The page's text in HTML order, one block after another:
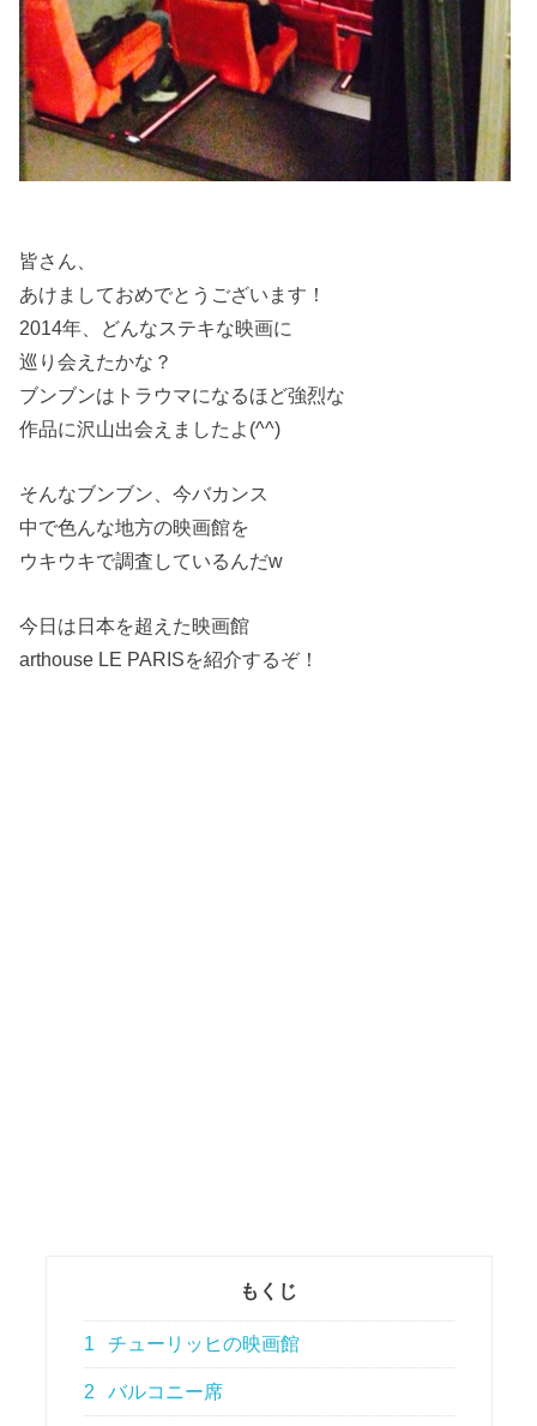
皆さん、
あけましておめでとうございます！
2014年、どんなステキな映画に
巡り会えたかな？
ブンブンはトラウマになるほど強烈な
作品に沢山出会えましたよ(^^)
そんなブンブン、今バカンス
中で色んな地方の映画館を
ウキウキで調査しているんだw
今日は日本を超えた映画館
arthouse LE PARISを紹介するぞ！
もくじ
1 チューリッヒの映画館
2 バルコニー席